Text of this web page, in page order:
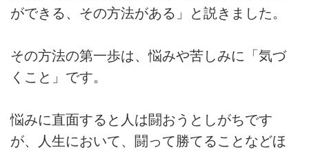
ができる、その方法がある」と説きました。
その方法の第一歩は、悩みや苦しみに「気づ
くこと」です。
悩みに直面すると人は闘おうとしがちです
が、人生において、闘って勝てることなどほ